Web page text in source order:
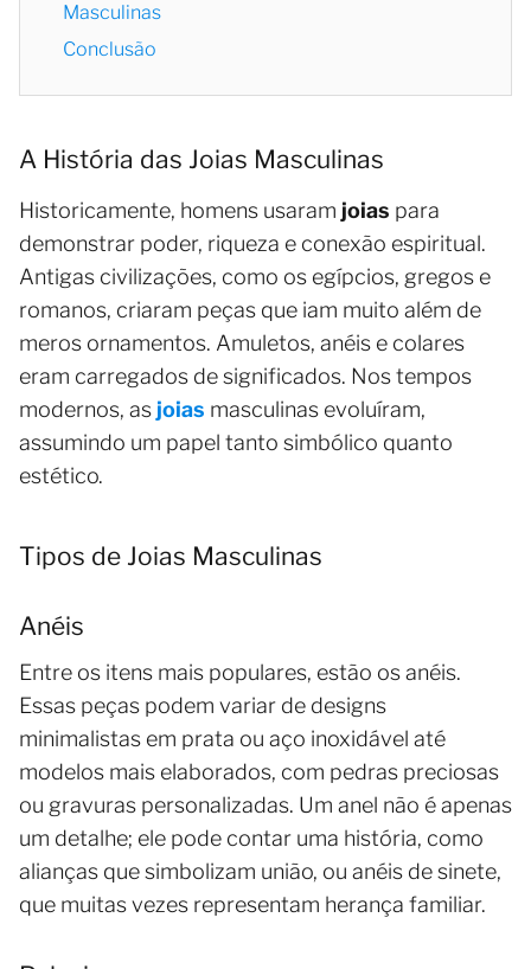
Masculinas
Conclusão
A História das Joias Masculinas
Historicamente, homens usaram joias para
demonstrar poder, riqueza e conexão espiritual.
Antigas civilizações, como os egípcios, gregos e
romanos, criaram peças que iam muito além de
meros ornamentos. Amuletos, anéis e colares
eram carregados de significados. Nos tempos
modernos, as joias masculinas evoluíram,
assumindo um papel tanto simbólico quanto
estético.
Tipos de Joias Masculinas
Anéis
Entre os itens mais populares, estão os anéis.
Essas peças podem variar de designs
minimalistas em prata ou aço inoxidável até
modelos mais elaborados, com pedras preciosas
ou gravuras personalizadas. Um anel não é apenas
um detalhe; ele pode contar uma história, como
alianças que simbolizam união, ou anéis de sinete,
que muitas vezes representam herança familiar.